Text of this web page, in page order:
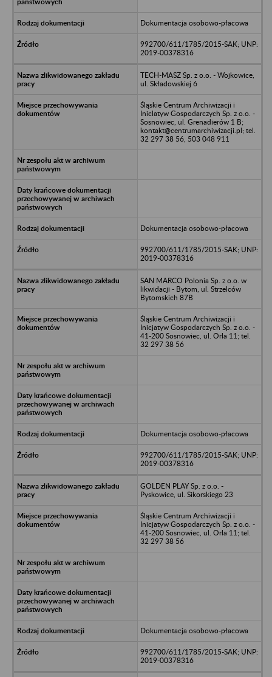
Dokumentacja osobowo-płacowa
992700/611/1785/2015-SAK; UNP:
2019-00378316
TECH-MASZ Sp. z o.o. - Wojkowice,
ul. Składowskiej 6
Śląskie Centrum Archiwizacji i
Iniclatyw Gospodarczych Sp. z o.o. -
Sosnowiec, ul. Grenadierów 1 B;
kontakt@centrumarchiwizacji.pl; tel.
32 297 38 56, 503 048 911
Dokumentacja osobowo-płacowa
992700/611/1785/2015-SAK; UNP:
2019-00378316
SAN MARCO Polonia Sp. z o.o. w
likwidacji - Bytom, ul. Strzelców
Bytomskich 87B
Śląskie Centrum Archiwizacji i
Inicjatyw Gospodarczych Sp. z o.o. -
41-200 Sosnowiec, ul. Orla 11; tel.
32 297 38 56
Dokumentacja osobowo-płacowa
992700/611/1785/2015-SAK; UNP:
2019-00378316
GOLDEN PLAY Sp. z o.o. -
Pyskowice, ul. Sikorskiego 23
Śląskie Centrum Archiwizacji i
Inicjatyw Gospodarczych Sp. z o.o. -
41-200 Sosnowiec, ul. Orla 11; tel.
32 297 38 56
Dokumentacja osobowo-płacowa
992700/611/1785/2015-SAK; UNP:
2019-00378316